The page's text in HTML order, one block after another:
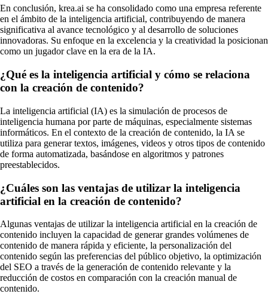
En conclusión, krea.ai se ha consolidado como una empresa referente
en el ámbito de la inteligencia artificial, contribuyendo de manera
significativa al avance tecnológico y al desarrollo de soluciones
innovadoras. Su enfoque en la excelencia y la creatividad la posicionan
como un jugador clave en la era de la IA.
¿Qué es la inteligencia artificial y cómo se relaciona
con la creación de contenido?
La inteligencia artificial (IA) es la simulación de procesos de
inteligencia humana por parte de máquinas, especialmente sistemas
informáticos. En el contexto de la creación de contenido, la IA se
utiliza para generar textos, imágenes, videos y otros tipos de contenido
de forma automatizada, basándose en algoritmos y patrones
preestablecidos.
¿Cuáles son las ventajas de utilizar la inteligencia
artificial en la creación de contenido?
Algunas ventajas de utilizar la inteligencia artificial en la creación de
contenido incluyen la capacidad de generar grandes volúmenes de
contenido de manera rápida y eficiente, la personalización del
contenido según las preferencias del público objetivo, la optimización
del SEO a través de la generación de contenido relevante y la
reducción de costos en comparación con la creación manual de
contenido.